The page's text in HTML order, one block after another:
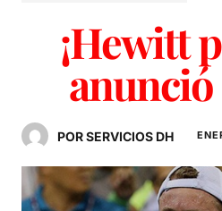
¡Hewitt
POR SERVICIOS DH